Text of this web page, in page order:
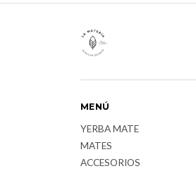
MENÚ
YERBA MATE
MATES
ACCESORIOS